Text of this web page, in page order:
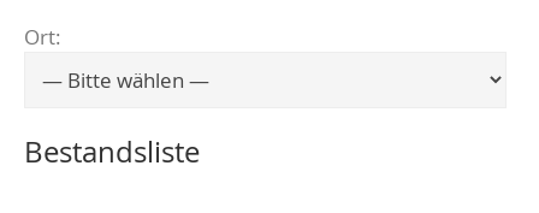
Eckernförde
Heikendorf
Kronshagen
Ort:
Wählen Sie einen Ort, um zur entsprechenden Seite
Bestandsliste